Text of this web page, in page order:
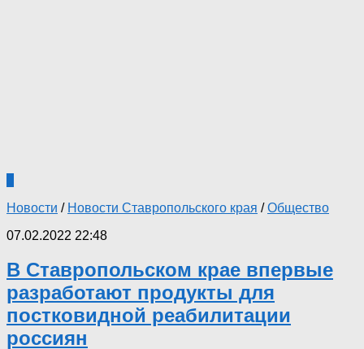
Новости / Новости Ставропольского края /Общество
07.02.2022 22:48
В Ставропольском крае впервые
разработают продукты для
постковидной реабилитации
россиян